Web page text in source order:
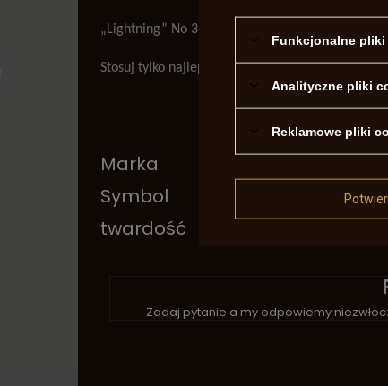
„Lightning” No 3
Stosuj tylko najlepsze produkty!
Marka
Symbol
twardość
Zadaj pytanie a my odpowiemy
Funkcjonalne pliki
Analityczne pliki
Reklamowe pliki